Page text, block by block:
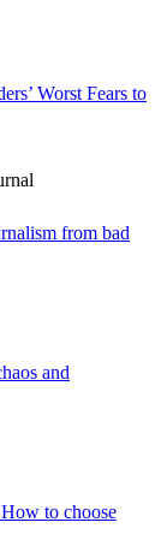
Worst Fears to
from bad
and
to choose